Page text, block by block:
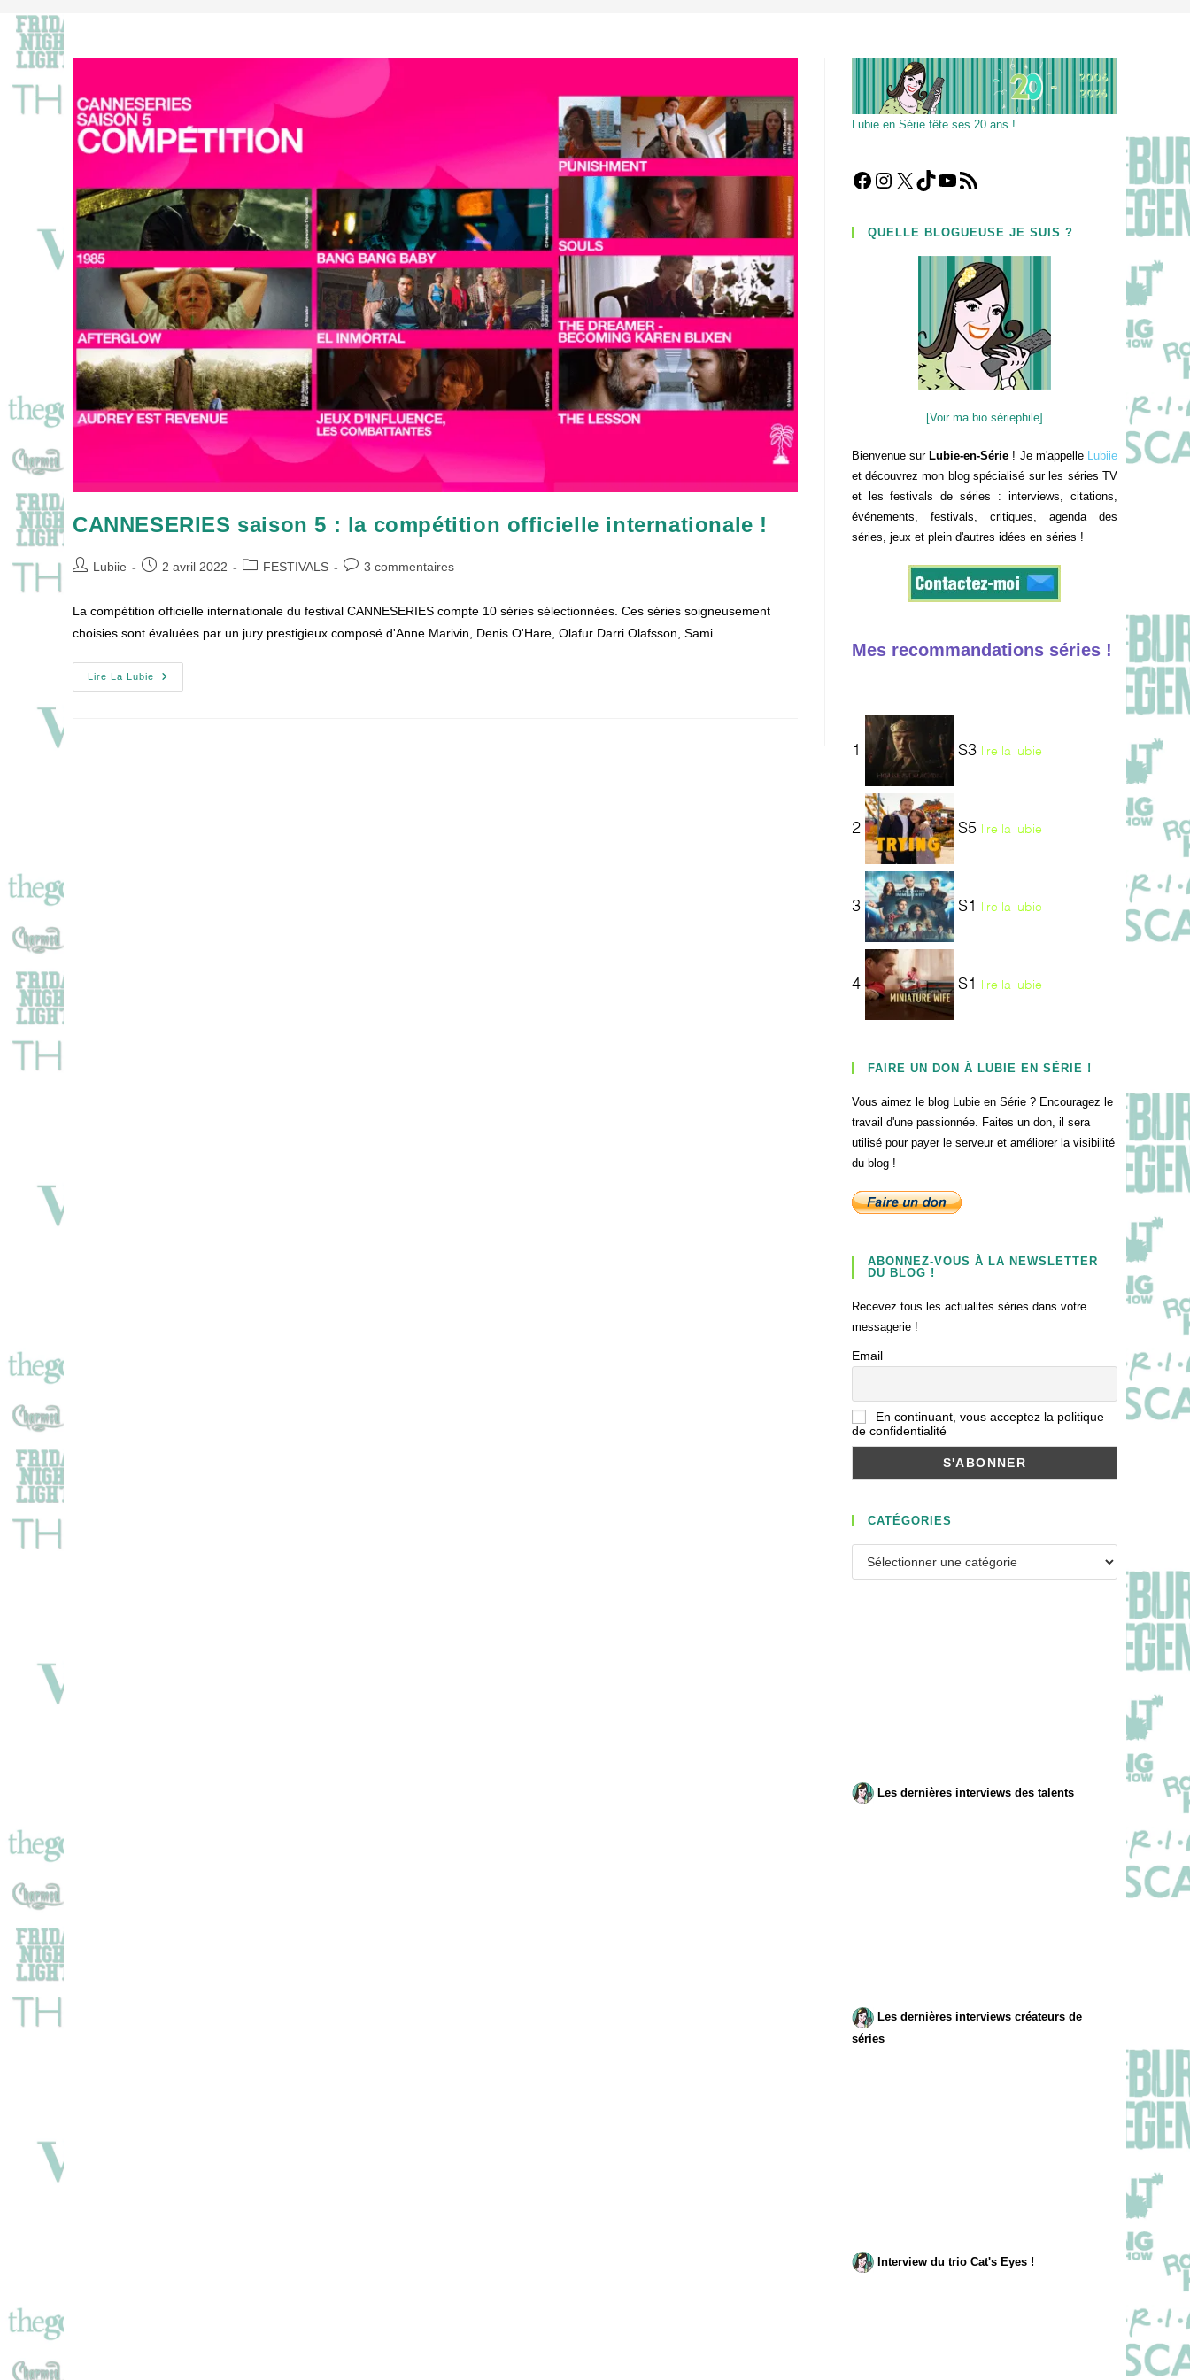
CANNESERIES saison 5 : la compétition officielle internationale !
Auteur/autrice
publication :
Lubiie
Publication
2 avril 2022
PostFESTIVALS
Commentaires
3 commentaires
La compétition officielle internationale du festival CANNESERIES compte 10 séries sélectionnées. Ces séries soigneusement
choisies sont évaluées par un jury prestigieux composé d'Anne Marivin, Denis O'Hare, Olafur Darri Olafsson, Sami…
Lire La Lubie
CANNESERIES
Saison
Lubie en Série fête ses 20 ans !
Facebook
Instagram
X TikTokYouTube
Flux RSS
QUELLE BLOGUEUSE JE SUIS ?
[Voir ma bio sériephile]
Bienvenue sur Lubie-en-Série ! Je m'appelle Lubiie
et découvrez mon blog spécialisé sur les séries TV
et les festivals de séries : interviews, citations,
événements, festivals, critiques, agenda des
séries, jeux et plein d'autres idées en séries !
Mes recommandations séries !
1 S3 lire la lubie
2 S5 lire la lubie
3 S1 lire la lubie
4 S1 lire la lubie
FAIRE UN DON À LUBIE EN SÉRIE !
Vous aimez le blog Lubie en Série ? Encouragez le
travail d'une passionnée. Faites un don, il sera
utilisé pour payer le serveur et améliorer la visibilité
du blog !
ABONNEZ-VOUS À LA NEWSLETTER
DU BLOG !
Recevez tous les actualités séries dans votre
messagerie !
Email
En continuant, vous acceptez la politique
de confidentialité
CATÉGORIES
Les dernières interviews des talents
Les dernières interviews créateurs de
séries
Interview du trio Cat's Eyes !